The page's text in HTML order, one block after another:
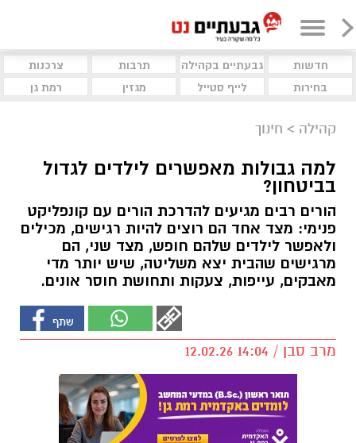
חדשות גבעתיים בקהילה תרבות
צרכנות
בחירות
לייף סטייל מגזין רמת גן
קהילה > חינוך
למה גבולות מאפשרים לילדים לגדול
בביטחון?
הורים רבים מגיעים להדרכת הורים עם קונפליקט
פנימי: מצד אחד הם רוצים להיות רגישים, מכילים
ולאפשר לילדים שלהם חופש, מצד שני, הם
מרגישים שהבית יצא משליטה, שיש יותר מדי
מאבקים, עייפות, צעקות ותחושת חוסר אונים.
מרב סבן / 14:04 12.02.26